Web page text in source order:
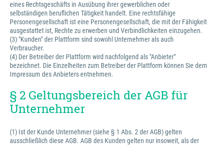
eines Rechtsgeschäfts in Ausübung ihrer gewerblichen oder
selbständigen beruflichen Tätigkeit handelt. Eine rechtsfähige
Personengesellschaft ist eine Personengesellschaft, die mit der Fähigkeit
ausgestattet ist, Rechte zu erwerben und Verbindlichkeiten einzugehen.
(3) "Kunden" der Plattform sind sowohl Unternehmer als auch
Verbraucher.
(4) Der Betreiber der Plattform wird nachfolgend als "Anbieter"
bezeichnet. Die Einzelheiten zum Betreiber der Plattform können Sie dem
Impressum des Anbieters entnehmen.
§ 2 Geltungsbereich der AGB für
Unternehmer
(1) Ist der Kunde Unternehmer (siehe § 1 Abs. 2 der AGB) gelten
ausschließlich diese AGB. AGB des Kunden gelten nur insoweit, als der